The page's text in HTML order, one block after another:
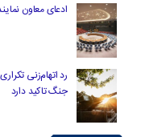
ادعای معاون
رد اتهام‌زنی
جنگ تاکید دارد